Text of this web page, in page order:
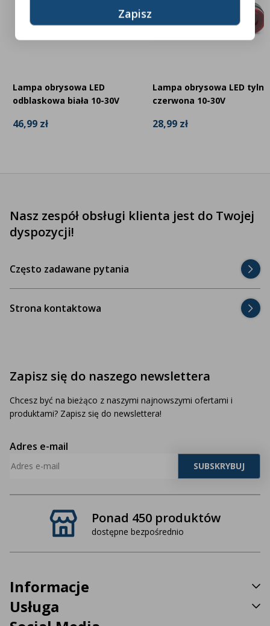
Lampa obrysowa LED
odblaskowa biała 10-30V
46,99 zł
Lampa obrysowa LED tylna
czerwona 10-30V
28,99 zł
Ponad 450 produktów
dostępne bezpośrednio
Nasz zespół obsługi klienta jest do Twojej
dyspozycji!
Często zadawane pytania
Strona kontaktowa
Zapisz się do naszego newslettera
Chcesz być na bieżąco z naszymi najnowszymi ofertami i
produktami? Zapisz się do newslettera!
Adres e-mail
Informacje
Usługa